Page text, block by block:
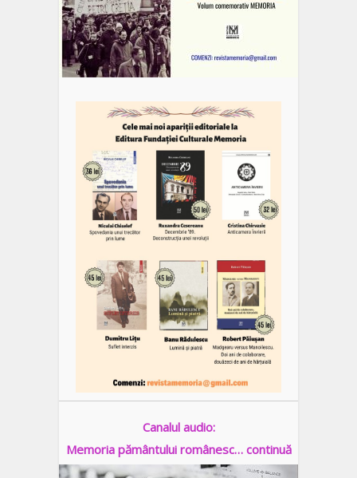
Canalul audio:
Memoria pământului românesc… continuă